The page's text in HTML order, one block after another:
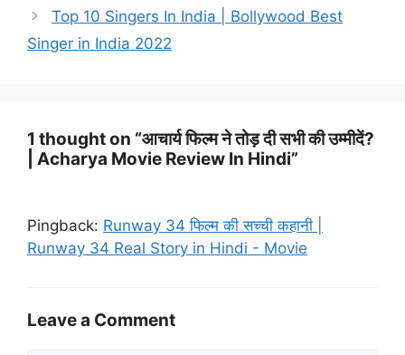
Top 10 Singers In India | Bollywood Best
Singer in India 2022
1 thought on “आचार्य फिल्म ने तोड़ दी सभी की उम्मीदें?
| Acharya Movie Review In Hindi”
Pingback: Runway 34 फिल्म की सच्ची कहानी |
Runway 34 Real Story in Hindi - Movie
Leave a Comment